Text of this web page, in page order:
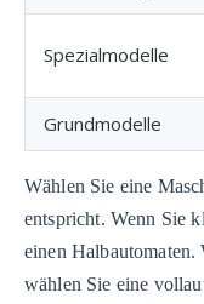
Spezialmodelle
Grundmodelle
Wählen Sie eine
entspricht. Wenn Sie
einen Halbautomaten.
wählen Sie eine